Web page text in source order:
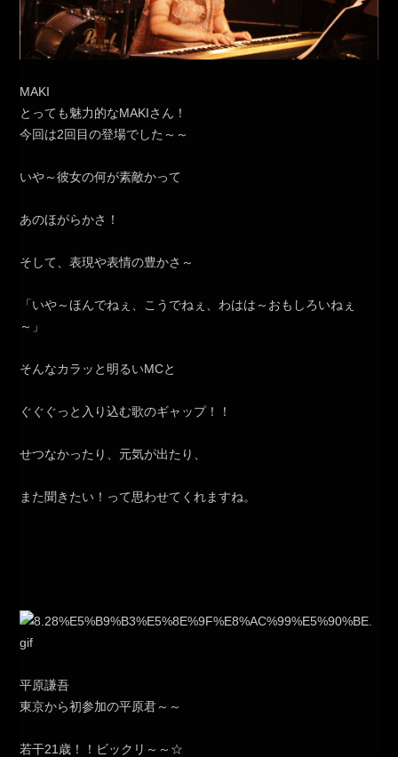
MAKI
とっても魅力的なMAKIさん！
今回は2回目の登場でした～～
いや～彼女の何が素敵かって
あのほがらかさ！
そして、表現や表情の豊かさ～
「いや～ほんでねぇ、こうでねぇ、わはは～おもしろいねぇ
～」
そんなカラッと明るいMCと
ぐぐぐっと入り込む歌のギャップ！！
せつなかったり、元気が出たり、
また聞きたい！って思わせてくれますね。
平原謙吾
東京から初参加の平原君～～
若干21歳！！ビックリ～～☆